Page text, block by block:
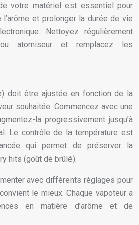
votre matériel est essentiel pour
et prolonger la durée de vie
Nettoyez régulièrement
atomiseur et remplacez les
doit être ajustée en fonction de la
souhaitée. Commencez avec une
la progressivement jusqu’à
Le contrôle de la température est
qui permet de préserver la
hits (goût de brûlé).
avec différents réglages pour
le mieux. Chaque vapoteur a
en matière d’arôme et de